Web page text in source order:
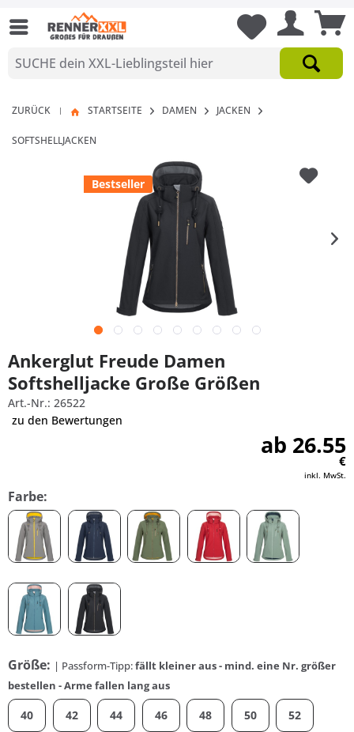
ZURÜCK | STARTSEITE DAMEN JACKEN
SOFTSHELLJACKEN
Bestseller
Ankerglut Freude Damen
Softshelljacke Große Größen
Art.-Nr.: 26522
zu den Bewertungen
ab 26.55
€
inkl. MwSt.
Farbe:
Größe: | Passform-Tipp:fällt kleiner aus - mind. eine Nr. größer
bestellen - Arme fallen lang aus
40 42 44 46 48 50 52